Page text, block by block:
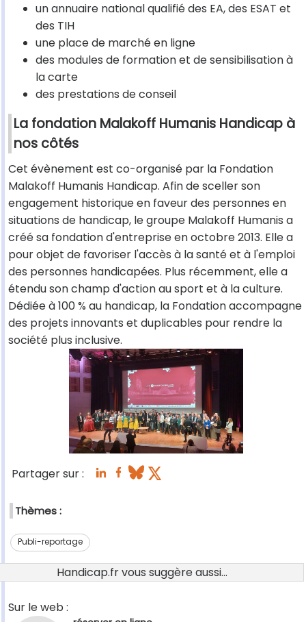
un annuaire national qualifié des EA, des ESAT et
des TIH
une place de marché en ligne
des modules de formation et de sensibilisation à
la carte
des prestations de conseil
La fondation Malakoff Humanis Handicap à
nos côtés
Cet évènement est co-organisé par la Fondation
Malakoff Humanis Handicap. Afin de sceller son
engagement historique en faveur des personnes en
situations de handicap, le groupe Malakoff Humanis a
créé sa fondation d'entreprise en octobre 2013. Elle a
pour objet de favoriser l'accès à la santé et à l'emploi
des personnes handicapées. Plus récemment, elle a
étendu son champ d'action au sport et à la culture.
Dédiée à 100 % au handicap, la Fondation accompagne
des projets innovants et duplicables pour rendre la
société plus inclusive.
Partager sur :
Thèmes :
Publi-reportage
Handicap.fr vous suggère aussi...
Sur le web :